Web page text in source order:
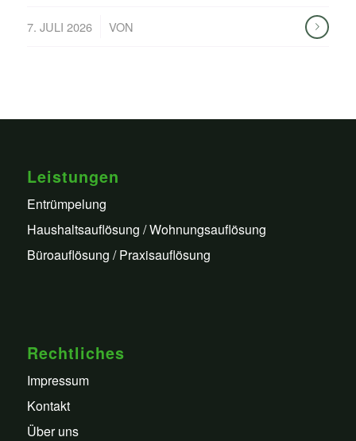
7. JULI 2026 VON
Leistungen
Entrümpelung
Haushaltsauflösung / Wohnungsauflösung
Büroauflösung / Praxisauflösung
Rechtliches
Impressum
Kontakt
Über uns